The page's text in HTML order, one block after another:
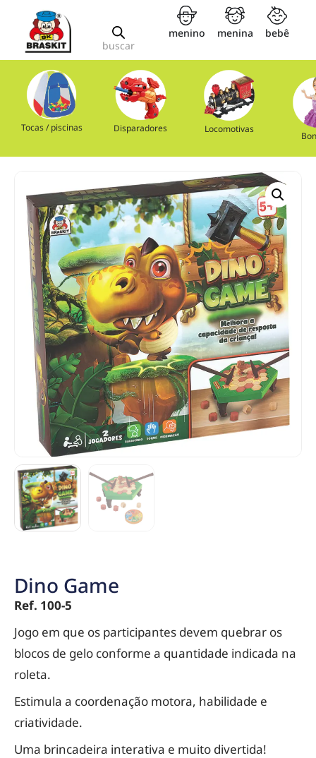
buscar
menino menina bebê
Tocas / piscinas Disparadores Locomotivas
Dino Game
Ref. 100-5
Jogo em que os participantes devem quebrar os
blocos de gelo conforme a quantidade indicada na
roleta.
Estimula a coordenação motora, habilidade e
criatividade.
Uma brincadeira interativa e muito divertida!